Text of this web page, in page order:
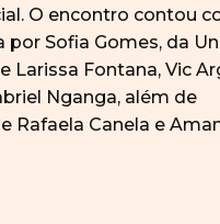
O encontro contou
por Sofia Gomes, da
Larissa Fontana, Vic
Nganga, além de
Rafaela Canela e